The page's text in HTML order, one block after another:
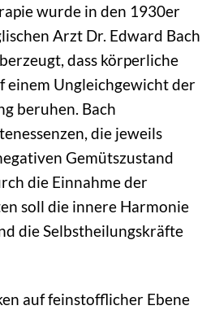
wurde in den 1930er
Arzt Dr. Edward Bach
dass körperliche
einem Ungleichgewicht der
beruhen. Bach
die jeweils
Gemütszustand
die Einnahme der
soll die innere Harmonie
die Selbstheilungskräfte
auf feinstofflicher Ebene